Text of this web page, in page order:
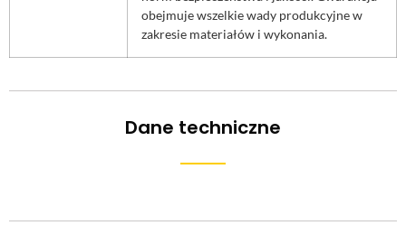
obejmuje wszelkie wady produkcyjne w
zakresie materiałów i wykonania.
Dane techniczne